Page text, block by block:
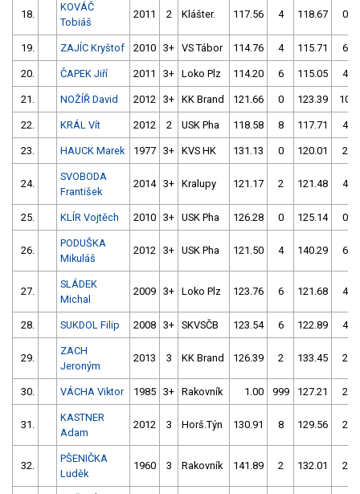
18.
KOVÁČ
Tobiáš
2011 2 Klášter. 117.56 4 118.67 0
19. ZAJÍC Kryštof 2010 3+ VS Tábor 114.76 4 115.71 6
20. ČAPEK Jiří 2011 3+ Loko Plz 114.20 6 115.05 4
21. NOŽÍŘ David 2012 3+ KK Brand 121.66 0 123.39 10
22. KRÁL Vít 2012 2 USK Pha 118.58 8 117.71 4
23. HAUCK Marek 1977 3+ KVS HK 131.13 0 120.01 2
24.
SVOBODA
František
2014 3+ Kralupy 121.17 2 121.48 4
25. KLÍR Vojtěch 2010 3+ USK Pha 126.28 0 125.14 0
26.
PODUŠKA
Mikuláš
2012 3+ USK Pha 121.50 4 140.29 6
27.
SLÁDEK
Michal
2009 3+ Loko Plz 123.76 6 121.68 4
28. SUKDOL Filip 2008 3+ SKVSČB 123.54 6 122.89 4
29.
ZACH
Jeroným
2013 3 KK Brand 126.39 2 133.45 2
30. VÁCHA Viktor 1985 3+ Rakovník 1.00 999 127.21 2
31.
KASTNER
Adam
2012 3 Horš.Týn 130.91 8 129.56 2
32.
PŠENIČKA
Luděk
1960 3 Rakovník 141.89 2 132.01 2